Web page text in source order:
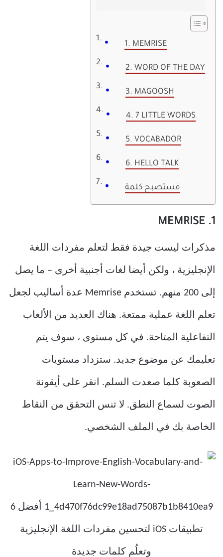
1. MEMRISE
2. WORD OF THE DAY
3. MAGOOSH
4. 7 LITTLE WORDS
5. VOCABADOR
6. HELLO TALK
فستصبح كلمة
1. MEMRISE
مذكرات ليست جيدة فقط لتعلم مفردات اللغة
الإنجليزية ، ولكن أيضا لغات أجنبية أخرى – ما يصل
إلى 200 منهم. تستخدم Memrise عدة أساليب لجعل
تعلم اللغة عملية ممتعة. هناك العديد من الألعاب
التفاعلية المتاحة. في كل مستوى ، سوف يتم
تعليمك عن موضوع جديد. ستزداد مستويات
الصعوبة كلما صعدت السلم. انقر على أيقونة
الصوت لسماع النطق. لا تنس التحقق من النقاط
الخاصة بك في الملف الشخصي.